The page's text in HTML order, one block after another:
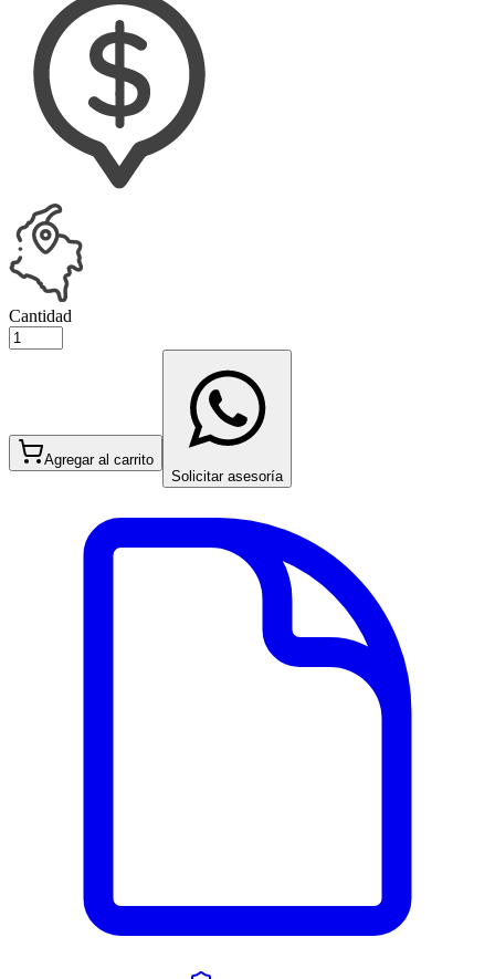
Cantidad
Agregar al carrito
Solicitar asesoría